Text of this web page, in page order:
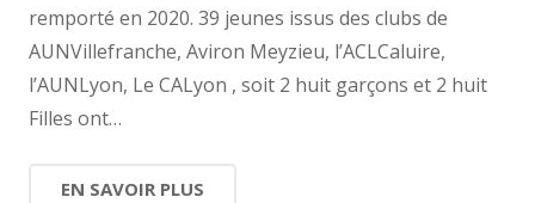
remporté en 2020. 39 jeunes issus des clubs de
AUNVillefranche, Aviron Meyzieu, l’ACLCaluire,
l’AUNLyon, Le CALyon , soit 2 huit garçons et 2 huit
Filles ont…
EN SAVOIR PLUS